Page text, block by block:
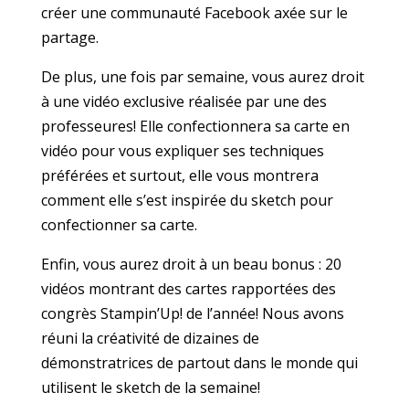
créer une communauté Facebook axée sur le
partage.
De plus, une fois par semaine, vous aurez droit
à une vidéo exclusive réalisée par une des
professeures! Elle confectionnera sa carte en
vidéo pour vous expliquer ses techniques
préférées et surtout, elle vous montrera
comment elle s’est inspirée du sketch pour
confectionner sa carte.
Enfin, vous aurez droit à un beau bonus : 20
vidéos montrant des cartes rapportées des
congrès Stampin’Up! de l’année! Nous avons
réuni la créativité de dizaines de
démonstratrices de partout dans le monde qui
utilisent le sketch de la semaine!